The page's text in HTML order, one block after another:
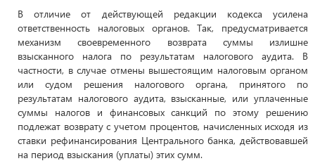
В отличие от действующей редакции кодекса усилена
ответственность налоговых органов. Так, предусматривается
механизм своевременного возврата суммы излишне
взысканного налога по результатам налогового аудита. В
частности, в случае отмены вышестоящим налоговым органом
или судом решения налогового органа, принятого по
результатам налогового аудита, взысканные, или уплаченные
суммы налогов и финансовых санкций по этому решению
подлежат возврату с учетом процентов, начисленных исходя из
ставки рефинансирования Центрального банка, действовавшей
на период взыскания (уплаты) этих сумм.